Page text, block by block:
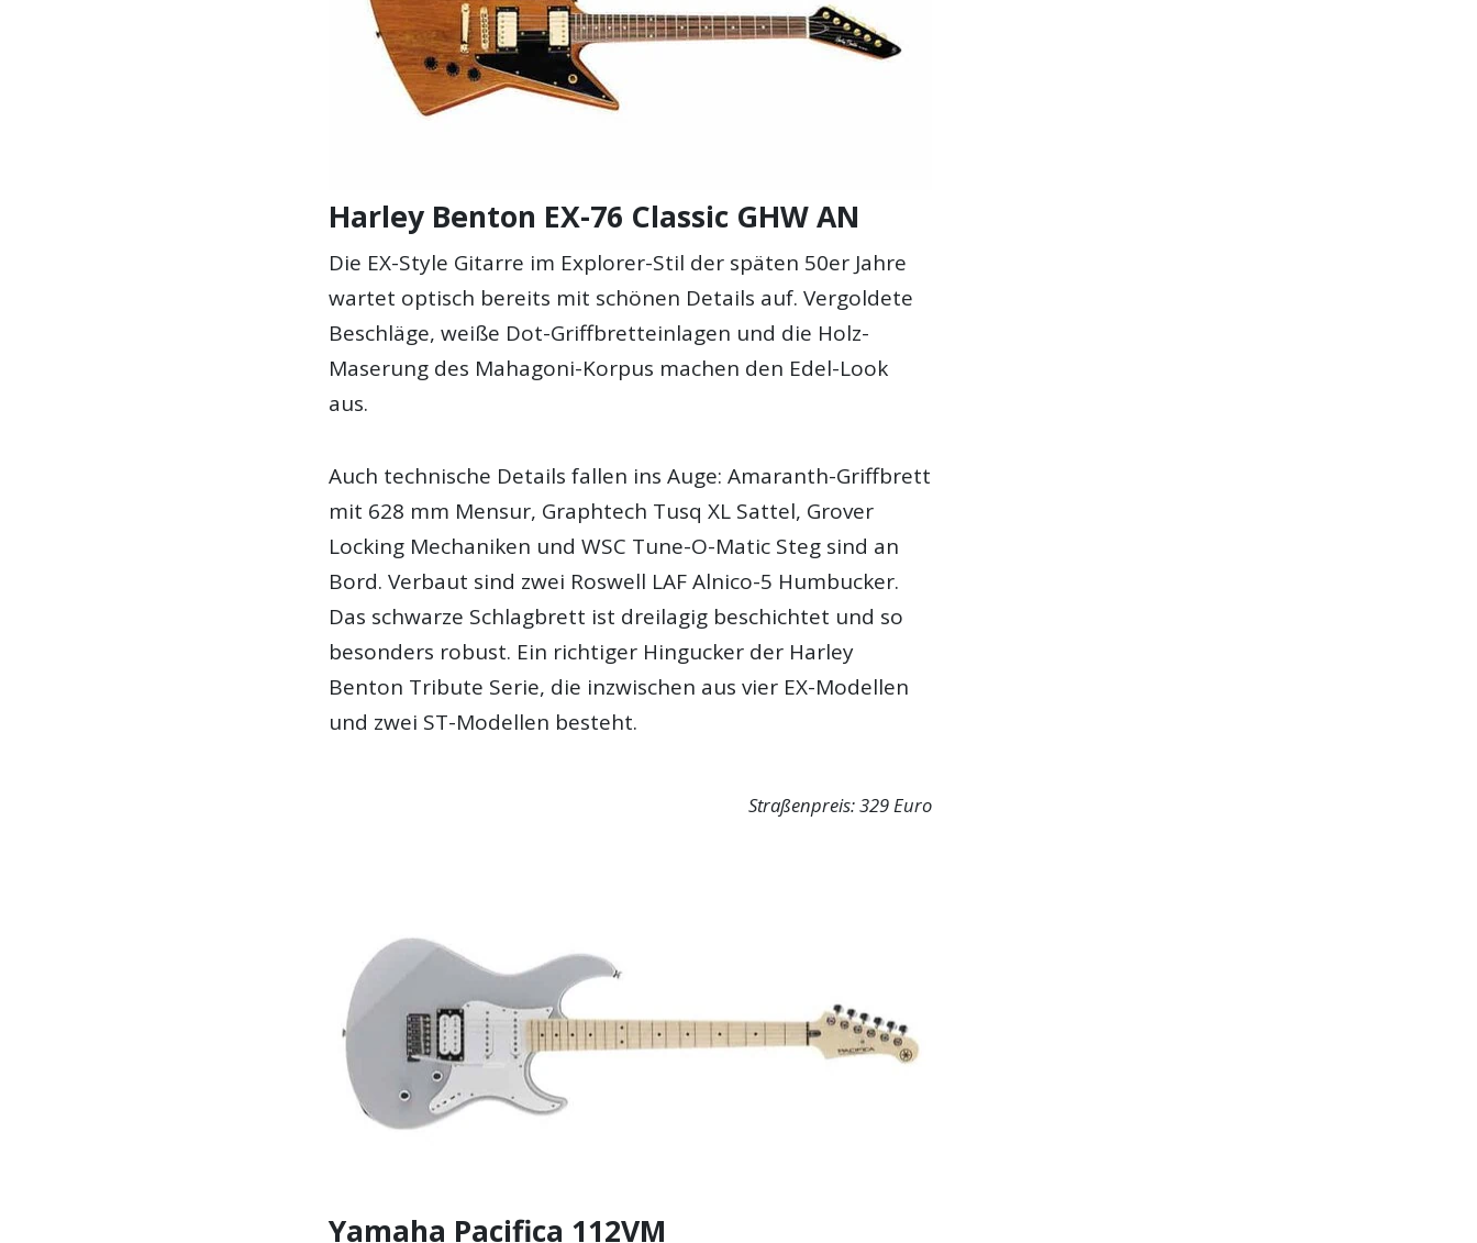
Harley Benton EX-76 Classic GHW AN
Die EX-Style Gitarre im Explorer-Stil der späten 50er Jahre
wartet optisch bereits mit schönen Details auf. Vergoldete
Beschläge, weiße Dot-Griffbretteinlagen und die Holz-
Maserung des Mahagoni-Korpus machen den Edel-Look
aus.
Auch technische Details fallen ins Auge: Amaranth-Griffbrett
mit 628 mm Mensur, Graphtech Tusq XL Sattel, Grover
Locking Mechaniken und WSC Tune-O-Matic Steg sind an
Bord. Verbaut sind zwei Roswell LAF Alnico-5 Humbucker.
Das schwarze Schlagbrett ist dreilagig beschichtet und so
besonders robust. Ein richtiger Hingucker der Harley
Benton Tribute Serie, die inzwischen aus vier EX-Modellen
und zwei ST-Modellen besteht.
Straßenpreis: 329 Euro
Yamaha Pacifica 112VM